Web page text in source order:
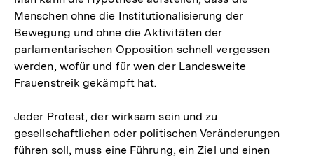
Menschen ohne die Institutionalisierung der
Bewegung und ohne die Aktivitäten der
parlamentarischen Opposition schnell vergessen
werden, wofür und für wen der Landesweite
Frauenstreik gekämpft hat.
Jeder Protest, der wirksam sein und zu
gesellschaftlichen oder politischen Veränderungen
führen soll, muss eine Führung, ein Ziel und einen